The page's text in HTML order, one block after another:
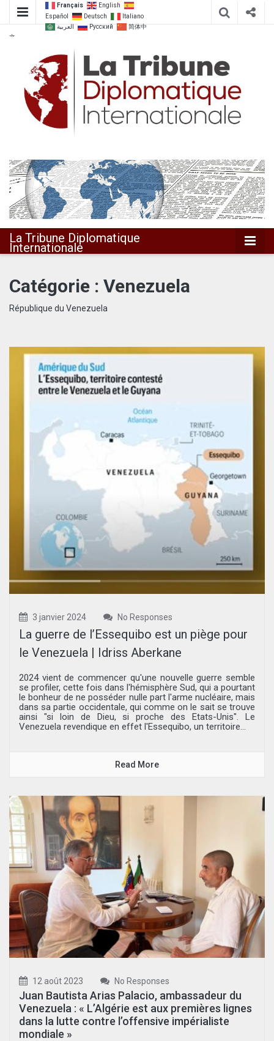
Français
English
Español
Deutsch
Italiano
العربية
Русский
简体中
文
La Tribune
Diplomatique
Internationale
La Tribune Diplomatique
Internationale
Catégorie : Venezuela
République du Venezuela
3 janvier 2024 No Responses
La guerre de l’Essequibo est un piège pour
le Venezuela | Idriss Aberkane
2024 vient de commencer qu'une nouvelle guerre semble
se profiler, cette fois dans l'hémisphère Sud, qui a pourtant
le bonheur de ne posséder nulle part l'arme nucléaire, mais
dans sa partie occidentale, qui comme on le sait se trouve
ainsi "si loin de Dieu, si proche des Etats-Unis". Le
Venezuela revendique en effet l'Essequibo, un territoire...
Read More
12 août 2023 No Responses
Juan Bautista Arias Palacio, ambassadeur du
Venezuela : « L’Algérie est aux premières lignes
dans la lutte contre l’offensive impérialiste
mondiale »